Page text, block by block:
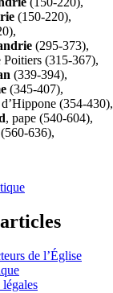
(150-220),
(295-373),
Poitiers (315-367),
(339-394),
(345-407),
(354-430),
, pape (540-604),
(560-636),
de l’Église